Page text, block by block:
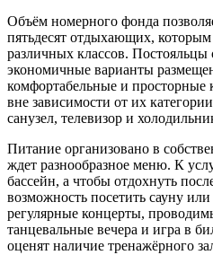
Объём номерного фонда
пятьдесят отдыхающих,
различных классов. Постояльцы
экономичные варианты
комфортабельные и просторные
вне зависимости от их
санузел, телевизор и
Питание организовано в
ждет разнообразное меню. К
бассейн, а чтобы отдохнуть
возможность посетить сауну
регулярные концерты,
танцевальные вечера и игра в
оценят наличие тренажёрного